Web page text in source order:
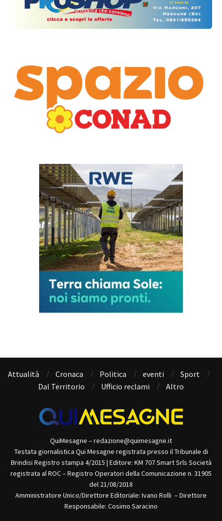
Attualità Cronaca Politica eventi
Sport
Dal Territorio
Ufficio reclami Altro
QuiMesagne – redazione@quimesagne.it
Testata giornalistica Qui Mesagne registrata presso il Tribunale di
Brindisi Registro stampa 4/2015 | Editore: KM 707 Smart Srls Società
registrata al ROC – Registro Operatori della Comunicazione n. 31905
del 21/08/2018
Amministratore Unico/Direttore Editoriale: Ivano Rolli – Direttore
Responsabile: Cosimo Saracino